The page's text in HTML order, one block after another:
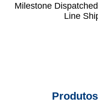
Milestone
Line